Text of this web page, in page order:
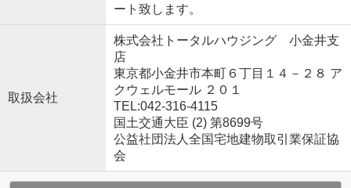
ート致します。
取扱会社
株式会社トータルハウジング 小金井支
店
東京都小金井市本町６丁目１４－２８ ア
クウェルモール ２０１
TEL:042-316-4115
国土交通大臣 (2) 第8699号
公益社団法人全国宅地建物取引業保証協
会